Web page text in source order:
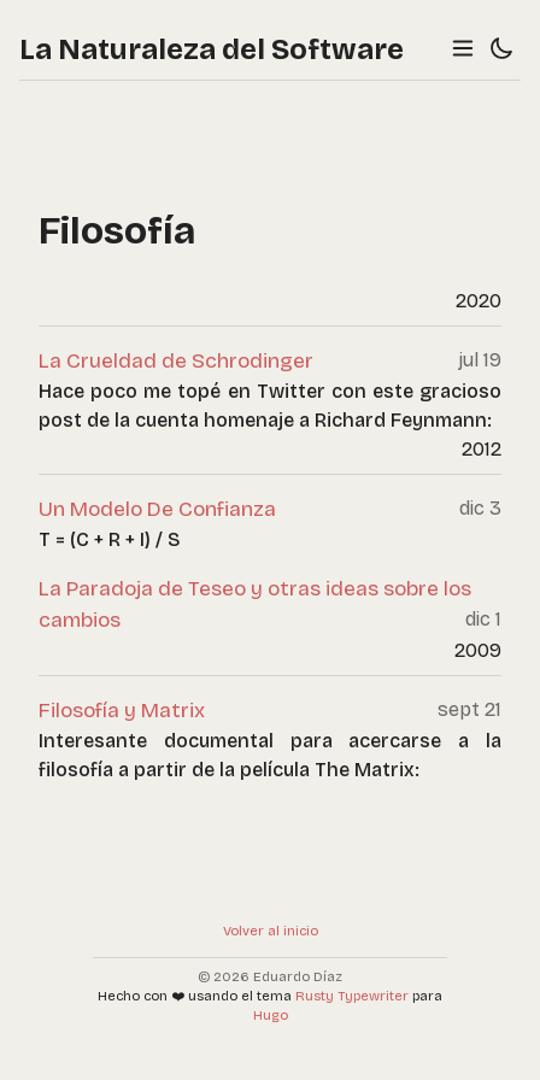
La Naturaleza del Software
Filosofía
2020
La Crueldad de Schrodinger
jul 19
Hace poco me topé en Twitter con este gracioso
post de la cuenta homenaje a Richard Feynmann:
2012
Un Modelo De Confianza
dic 3
T = (C + R + I) / S
La Paradoja de Teseo y otras ideas sobre los
cambios
dic 1
2009
Filosofía y Matrix
sept 21
Interesante documental para acercarse a la
filosofía a partir de la película The Matrix:
Volver al inicio
© 2026 Eduardo Díaz
Hecho con ❤️ usando el tema Rusty Typewriter para
Hugo